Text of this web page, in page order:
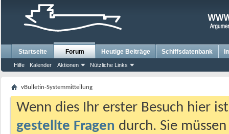
Startseite Forum
Hilfe Kalender Aktionen Nützliche Links
Heutige Beiträge Schiffsdatenbank
vBulletin-Systemmitteilung
Wenn dies Ihr erster Besuch hier
gestellte Fragen durch. Sie